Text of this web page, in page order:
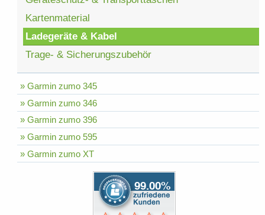
Kartenmaterial
Ladegeräte & Kabel
Trage- & Sicherungszubehör
» Garmin zumo 345
» Garmin zumo 346
» Garmin zumo 396
» Garmin zumo 595
» Garmin zumo XT